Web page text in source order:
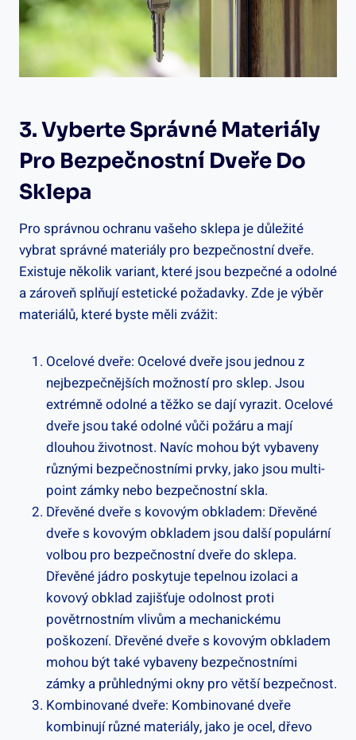
3. Vyberte Správné Materiály
Pro Bezpečnostní Dveře Do
Sklepa
Pro správnou ochranu vašeho sklepa je důležité
vybrat správné materiály pro bezpečnostní dveře.
Existuje několik variant, které jsou bezpečné a odolné
a zároveň splňují estetické požadavky. Zde je výběr
materiálů, které byste měli zvážit:
Ocelové dveře: Ocelové dveře jsou jednou z
nejbezpečnějších možností pro sklep. Jsou
extrémně odolné a těžko se dají vyrazit. Ocelové
dveře jsou také odolné vůči požáru a mají
dlouhou životnost. Navíc mohou být vybaveny
různými bezpečnostními prvky, jako jsou multi-
point zámky nebo bezpečnostní skla.
Dřevěné dveře s kovovým obkladem: Dřevěné
dveře s kovovým obkladem jsou další populární
volbou pro bezpečnostní dveře do sklepa.
Dřevěné jádro poskytuje tepelnou izolaci a
kovový obklad zajišťuje odolnost proti
povětrnostním vlivům a mechanickému
poškození. Dřevěné dveře s kovovým obkladem
mohou být také vybaveny bezpečnostními
zámky a průhlednými okny pro větší bezpečnost.
Kombinované dveře: Kombinované dveře
kombinují různé materiály, jako je ocel, dřevo